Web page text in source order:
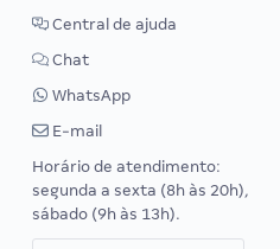
Central de ajuda
Chat
WhatsApp
E-mail
Horário de atendimento:
segunda a sexta (8h às 20h),
sábado (9h às 13h).